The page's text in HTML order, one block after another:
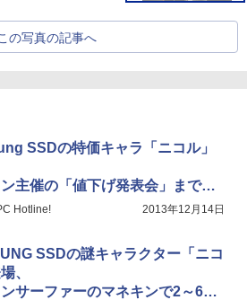
の写真の記事へ
SSDの特価キャラ「ニコル」
主催の「値下げ発表会」まで実
Hotline! 2013年12月14日
SSDの謎キャラクター「ニコ
、
サーファーのマネキンで2～6千